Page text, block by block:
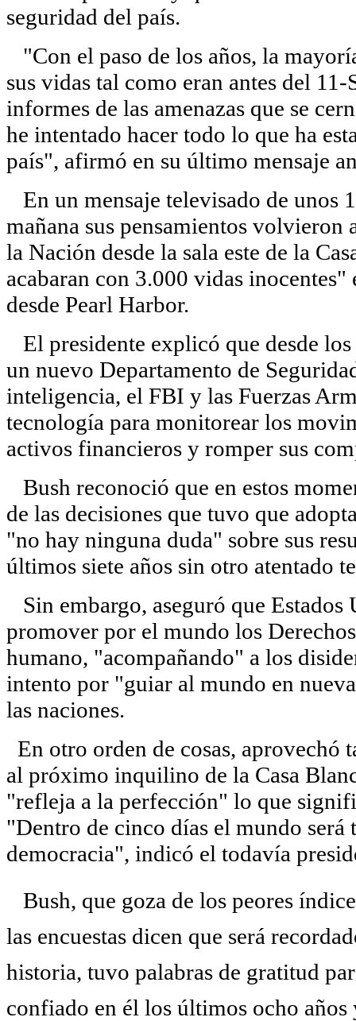
seguridad del país.
"Con el paso de los años, la
sus vidas tal como eran antes del
informes de las amenazas que se
he intentado hacer todo lo que ha
país", afirmó en su último mensaje
En un mensaje televisado de unos
mañana sus pensamientos
la Nación desde la sala este de la
acabaran con 3.000 vidas
desde Pearl Harbor.
El presidente explicó que desde
un nuevo Departamento de
inteligencia, el FBI y las Fuerzas
tecnología para monitorear los
activos financieros y romper sus
Bush reconoció que en estos
de las decisiones que tuvo que
"no hay ninguna duda" sobre sus
últimos siete años sin otro atentado
Sin embargo, aseguró que Estados
promover por el mundo los
humano, "acompañando" a los
intento por "guiar al mundo en
las naciones.
En otro orden de cosas, aprovechó
al próximo inquilino de la Casa
"refleja a la perfección" lo que
"Dentro de cinco días el mundo
democracia", indicó el todavía
Bush, que goza de los peores
las encuestas dicen que será
historia, tuvo palabras de gratitud
confiado en él los últimos ocho